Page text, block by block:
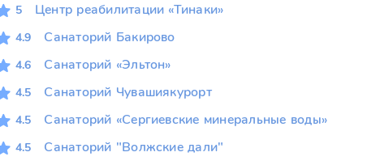
5 Центр реабилитации «Тинаки»
4.9 Санаторий Бакирово
4.6 Санаторий «Эльтон»
4.5 Санаторий Чувашиякурорт
4.5 Санаторий «Сергиевские минеральные воды»
4.5 Санаторий "Волжские дали"